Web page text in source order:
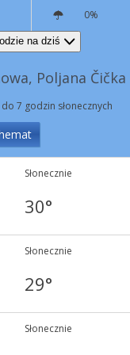
0%
na dziś
Poljana Čička
7 godzin słonecznych
Słonecznie
30°
Słonecznie
29°
Słonecznie